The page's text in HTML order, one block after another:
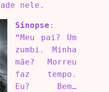
nele.
Sinopse :
“Meu pai? Um
zumbi. Minha
mãe? Morreu
faz tempo.
Eu? Bem…